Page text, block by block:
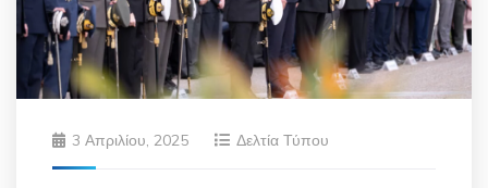
3 Απριλίου, 2025 Δελτία Τύπου